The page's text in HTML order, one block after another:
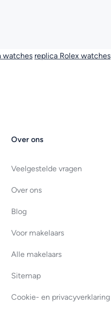
watches replica Rolex watches
Over ons
Veelgestelde vragen
Over ons
Blog
Voor makelaars
Alle makelaars
Sitemap
Cookie- en privacyverklaring